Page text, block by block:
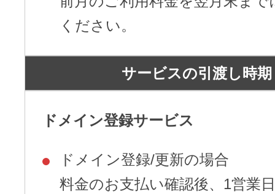
ください。
サービスの引渡し時期
ドメイン登録サービス
ドメイン登録/更新の場合
料金のお支払い確認後、1営業